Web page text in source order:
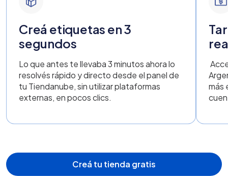
Creá etiquetas en 3
segundos
Lo que antes te llevaba 3 minutos ahora lo
resolvés rápido y directo desde el panel de
tu Tiendanube, sin utilizar plataformas
externas, en pocos clics.
más
Creá tu tienda gratis